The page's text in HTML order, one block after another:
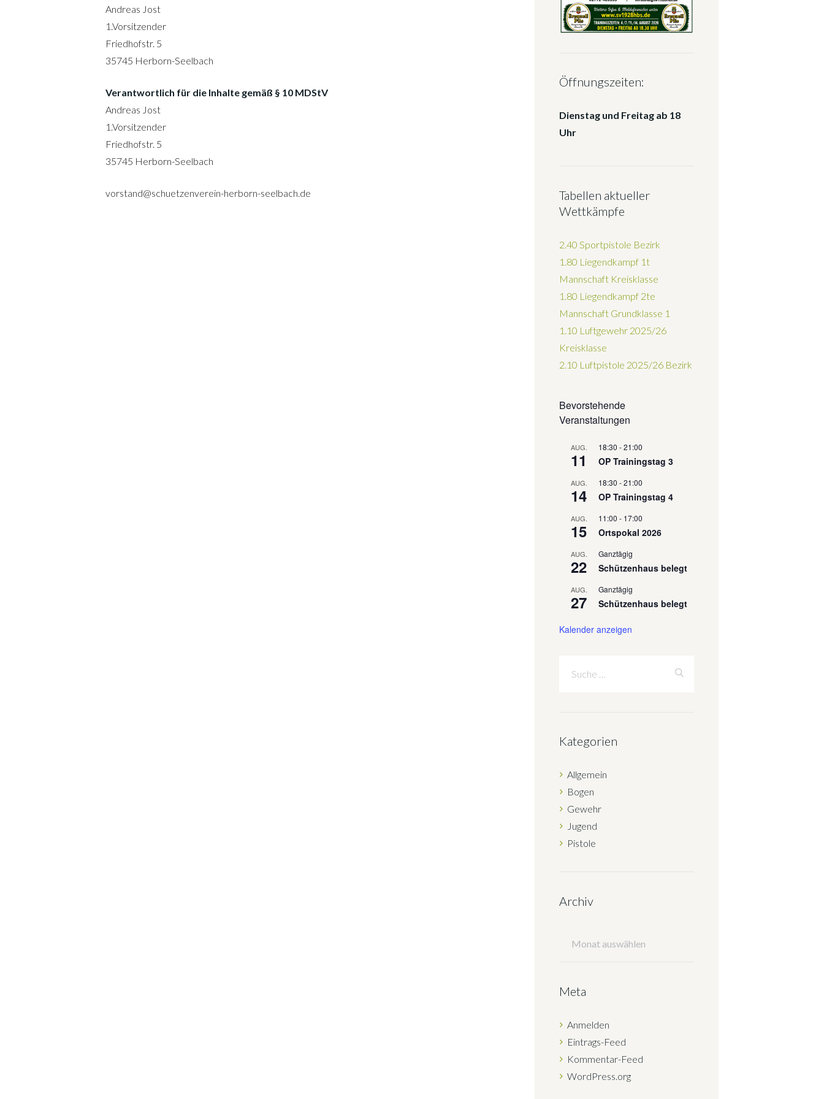
Andreas Jost
1.Vorsitzender
Friedhofstr. 5
35745 Herborn-Seelbach
Verantwortlich für die Inhalte gemäß § 10 MDStV
Andreas Jost
1.Vorsitzender
Friedhofstr. 5
35745 Herborn-Seelbach
vorstand@schuetzenverein-herborn-seelbach.de
Öffnungszeiten:
Dienstag und Freitag ab 18
Uhr
Tabellen aktueller
Wettkämpfe
2.40 Sportpistole Bezirk
1.80 Liegendkampf 1t
Mannschaft Kreisklasse
1.80 Liegendkampf 2te
Mannschaft Grundklasse 1
1.10 Luftgewehr 2025/26
Kreisklasse
2.10 Luftpistole 2025/26 Bezirk
Bevorstehende
Veranstaltungen
AUG.
11
18:30 -21:00
OP Trainingstag 3
AUG.
14
18:30 -21:00
OP Trainingstag 4
AUG.
15
11:00 - 17:00
Ortspokal 2026
AUG.
22
Ganztägig
Schützenhaus belegt
AUG.
27
Ganztägig
Schützenhaus belegt
Kalender anzeigen
Kategorien
Allgemein
Bogen
Gewehr
Jugend
Pistole
Archiv
Meta
Anmelden
Eintrags-Feed
Kommentar-Feed
WordPress.org